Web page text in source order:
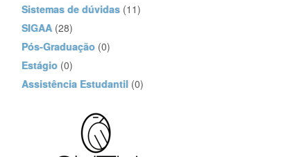
Sistemas de dúvidas (11)
SIGAA (28)
Pós-Graduação (0)
Estágio (0)
Assistência Estudantil (0)